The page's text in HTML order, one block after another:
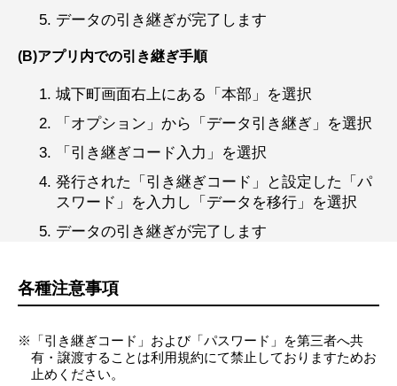
データの引き継ぎが完了します
(B)アプリ内での引き継ぎ手順
城下町画面右上にある「本部」を選択
「オプション」から「データ引き継ぎ」を選択
「引き継ぎコード入力」を選択
発行された「引き継ぎコード」と設定した「パ
スワード」を入力し「データを移行」を選択
データの引き継ぎが完了します
各種注意事項
「引き継ぎコード」および「パスワード」を第三者へ共
有・譲渡することは利用規約にて禁止しておりますためお
止めください。